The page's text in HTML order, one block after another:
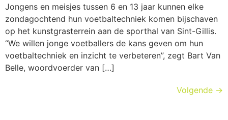
Jongens en meisjes tussen 6 en 13 jaar kunnen elke
zondagochtend hun voetbaltechniek komen bijschaven
op het kunstgrasterrein aan de sporthal van Sint-Gillis.
“We willen jonge voetballers de kans geven om hun
voetbaltechniek en inzicht te verbeteren”, zegt Bart Van
Belle, woordvoerder van […]
Volgende →